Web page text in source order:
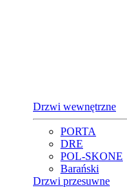
Drzwi wewnętrzne
PORTA
DRE
POL-SKONE
Barański
Drzwi przesuwne